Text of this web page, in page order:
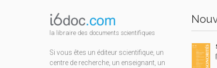
la libraire des documents scientifiques
Si vous êtes un éditeur scientifique, un
centre de recherche, un enseignant, un